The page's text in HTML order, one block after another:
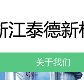
关于我们